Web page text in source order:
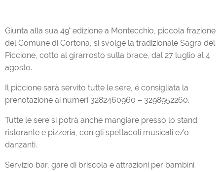
Giunta alla sua 49° edizione a Montecchio, piccola frazione
del Comune di Cortona, si svolge la tradizionale Sagra del
Piccione, cotto al girarrosto sulla brace, dal 27 luglio al 4
agosto.
Il piccione sarà servito tutte le sere, é consigliata la
prenotazione ai numeri 3282460960 – 3298952260.
Tutte le sere si potrà anche mangiare presso lo stand
ristorante e pizzeria, con gli spettacoli musicali e/o
danzanti.
Servizio bar, gare di briscola e attrazioni per bambini.